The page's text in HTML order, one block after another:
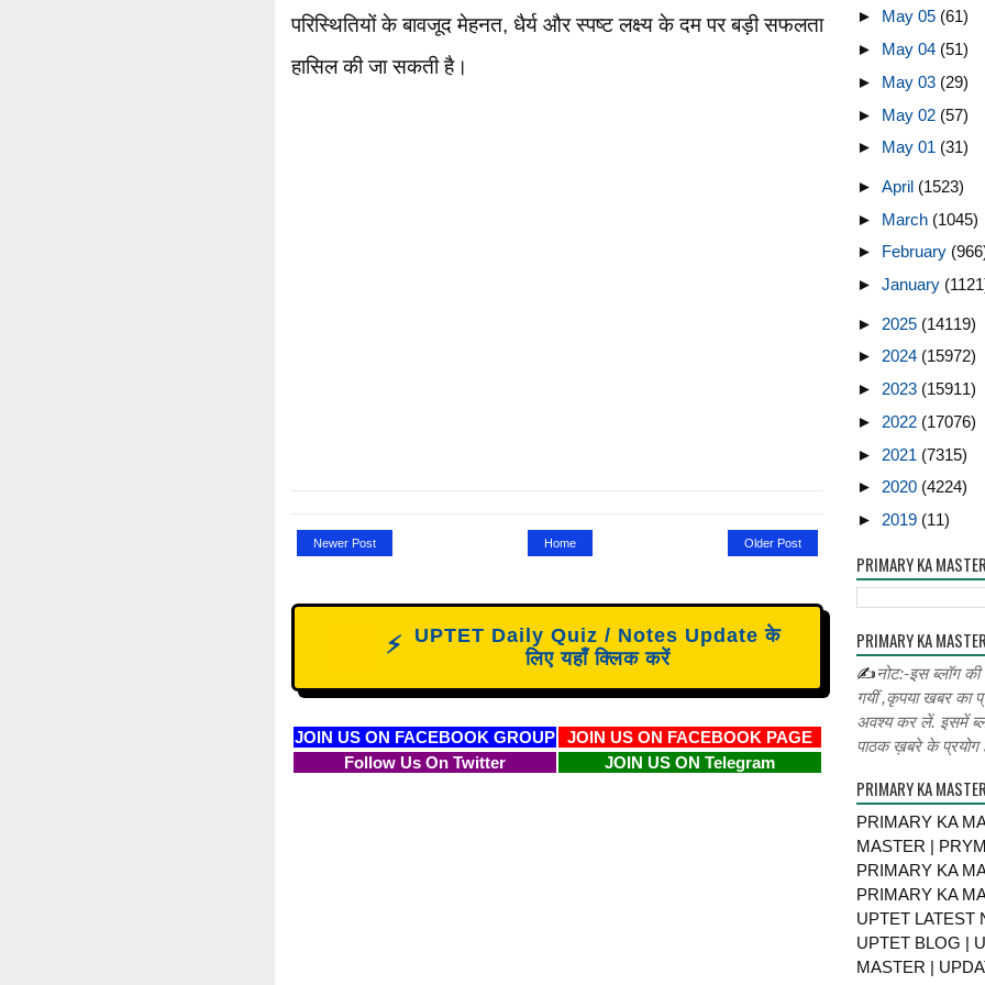
परिस्थितियों के बावजूद मेहनत, धैर्य और स्पष्ट लक्ष्य के दम पर बड़ी सफलता
हासिल की जा सकती है।
Newer Post Older Post
Home
⚡
UPTET Daily Quiz / Notes Update के
लिए यहाँ क्लिक करें
JOIN US ON FACEBOOK GROUP
JOIN US ON FACEBOOK PAGE
Follow Us On Twitter
JOIN US ON Telegram
► May 05 (61)
► May 04 (51)
► May 03 (29)
► May 02 (57)
► May 01 (31)
► April (1523)
► March (1045)
► February
► January
► 2025 (14119)
► 2024 (15972)
► 2023 (15911)
► 2022 (17076)
► 2021 (7315)
► 2020 (4224)
► 2019 (11)
PRIMARY KA
PRIMARY KA
✍नोट:-इस ब्लॉग
गयीं ,कृपया खबर का
अवश्य कर लें. इसमें
पाठक ख़बरे के प्रयोग
PRIMARY KA
PRIMARY KA
MASTER |
PRIMARY KA
PRIMARY KA
UPTET LATEST
UPTET BLOG |
MASTER |